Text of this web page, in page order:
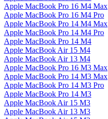
Apple MacBook Pro 16 M4 Max
Apple MacBook Pro 16 M4 Pro
Apple MacBook Pro 14 M4 Max
Apple MacBook Pro 14 M4 Pro
Apple MacBook Pro 14 M4
Apple MacBook Air 15 M4
Apple MacBook Air 13 M4
Apple MacBook Pro 16 M3 Max
Apple MacBook Pro 14 M3 Max
Apple MacBook Pro 14 M3 Pro
Apple MacBook Pro 14 M3
Apple MacBook Air 15 M3
Apple MacBook Air 13 M3